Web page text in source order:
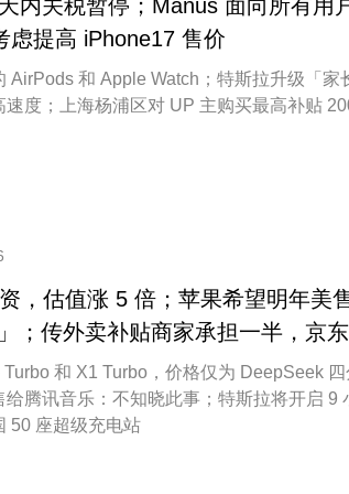
内关税暂停；Manus 面向所有用
虑提高 iPhone17 售价
AirPods 和 Apple Watch；特斯拉升级「家
度；上海杨浦区对 UP 主购买最高补贴
，估值涨 5 倍；苹果希望明年美
；传外卖补贴商家承担一半，京
和 X1 Turbo，价格仅为 DeepSeek 四
腾讯音乐：不知晓此事；特斯拉将开启 9
50 座超级充电站